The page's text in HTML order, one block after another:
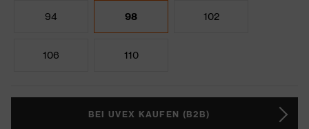
94 98 102
106 110
BEI UVEX KAUFEN (B2B)